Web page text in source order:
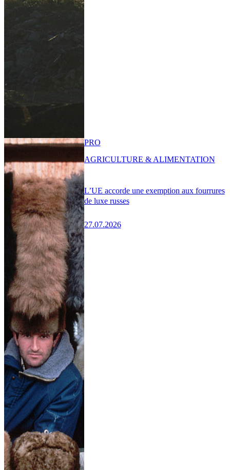
L’UE accorde une exemption aux fourrures
de luxe russes
27.07.2026
PRO
AGRICULTURE & ALIMENTATION